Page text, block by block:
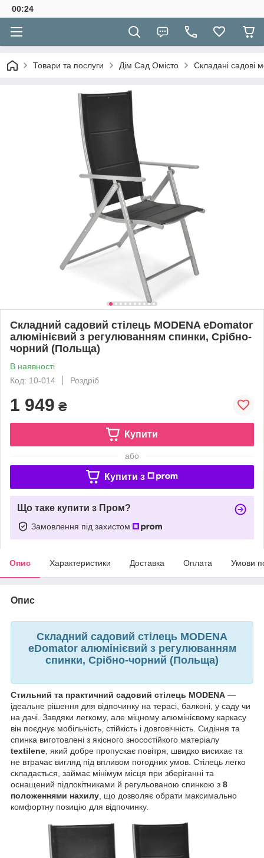
00:24
Товари та послуги Дім Сад Омісто Складані садові
Складний садовий стілець MODENA eDomator
алюмінієвий з регулюванням спинки, Срібно-
чорний (Польща)
В наявності
Код: 10-014
Роздріб
1 949 ₴
Купити
або
Купити з
Що таке купити з Пром?
Замовлення під захистом
Опис Характеристики Доставка Оплата Умови
Опис
Складний садовий стілець MODENA
eDomator алюмінієвий з регулюванням
спинки, Срібно-чорний (Польща)
Стильний та практичний садовий стілець MODENA —
ідеальне рішення для відпочинку на терасі, балконі, у саду чи
на дачі. Завдяки легкому, але міцному алюмінієвому каркасу
він поєднує мобільність, стійкість і довговічність. Сидіння та
спинка виготовлені з якісного зносостійкого матеріалу
textilene, який добре пропускає повітря, швидко висихає та
не втрачає вигляд під впливом погодних умов. Стілець легко
складається, займає мінімум місця при зберіганні та
оснащений підлокітниками й регульованою спинкою з 8
положеннями нахилу, що дозволяє обрати максимально
комфортну позицію для відпочинку.